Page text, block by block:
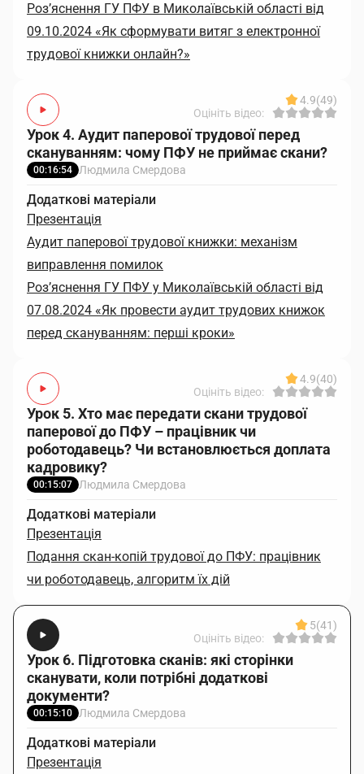
Роз’яснення ГУ ПФУ в Миколаївській області від
09.10.2024 «Як сформувати витяг з електронної
трудової книжки онлайн?»
4.9(49)
Оцініть відео:
Урок 4. Аудит паперової трудової перед
скануванням: чому ПФУ не приймає скани?
00:16:54 Людмила Смердова
Додаткові матеріали
Презентація
Аудит паперової трудової книжки: механізм
виправлення помилок
Роз’яснення ГУ ПФУ у Миколаївській області від
07.08.2024 «Як провести аудит трудових книжок
перед скануванням: перші кроки»
4.9(40)
Оцініть відео:
Урок 5. Хто має передати скани трудової
паперової до ПФУ – працівник чи
роботодавець? Чи встановлюється доплата
кадровику?
00:15:07 Людмила Смердова
Додаткові матеріали
Презентація
Подання скан-копій трудової до ПФУ: працівник
чи роботодавець, алгоритм їх дій
5(41)
Оцініть відео:
Урок 6. Підготовка сканів: які сторінки
сканувати, коли потрібні додаткові
документи?
00:15:10 Людмила Смердова
Додаткові матеріали
Презентація